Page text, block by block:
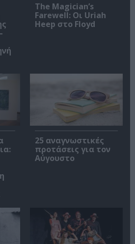
The Magician’s
Farewell: Οι Uriah
Heep στο Floyd
25 αναγνωστικές
προτάσεις για τον
Αύγουστο